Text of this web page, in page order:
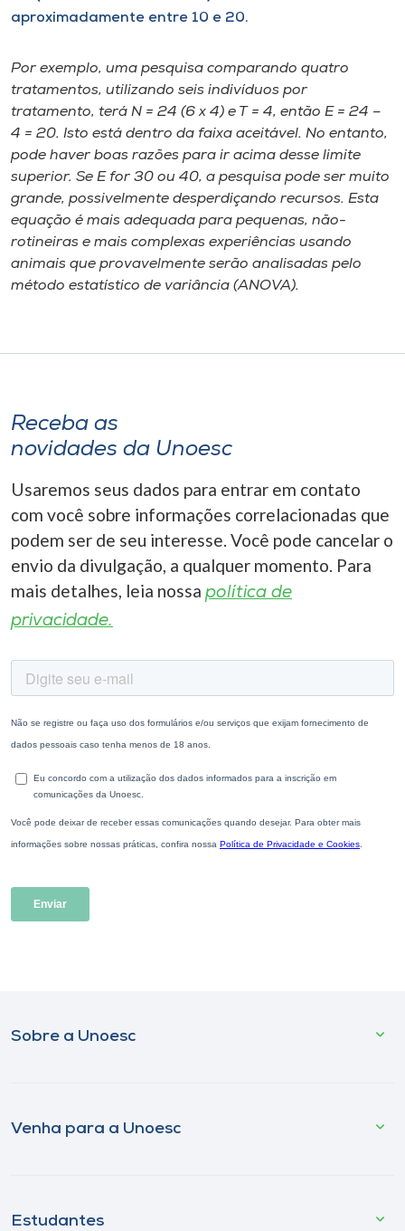
aproximadamente entre 10 e 20.
Por exemplo, uma pesquisa comparando quatro
tratamentos, utilizando seis indivíduos por
tratamento, terá N = 24 (6 x 4) e T = 4, então E = 24 –
4 = 20. Isto está dentro da faixa aceitável. No entanto,
pode haver boas razões para ir acima desse limite
superior. Se E for 30 ou 40, a pesquisa pode ser muito
grande, possivelmente desperdiçando recursos. Esta
equação é mais adequada para pequenas, não-
rotineiras e mais complexas experiências usando
animais que provavelmente serão analisadas pelo
método estatístico de variância (ANOVA).
Receba as
novidades da Unoesc
Usaremos seus dados para entrar em contato
com você sobre informações correlacionadas que
podem ser de seu interesse. Você pode cancelar o
envio da divulgação, a qualquer momento. Para
mais detalhes, leia nossa política de
privacidade.
Sobre a Unoesc
Venha para a Unoesc
Estudantes